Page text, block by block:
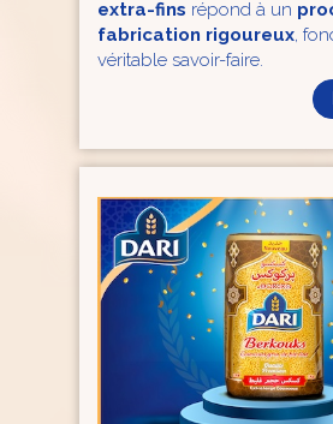
extra-fins répond à un
fabrication rigoureux,
véritable savoir-faire.